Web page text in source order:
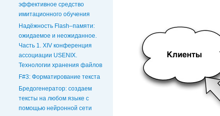
эффективное средство
имитационного обучения
Надёжность Flash–памяти:
ожидаемое и неожиданное.
Часть 1. XIV конференция
ассоциации USENIX.
Технологии хранения файлов
F#3: Форматирование текста
Бредогенератор: создаем
тексты на любом языке с
помощью нейронной сети